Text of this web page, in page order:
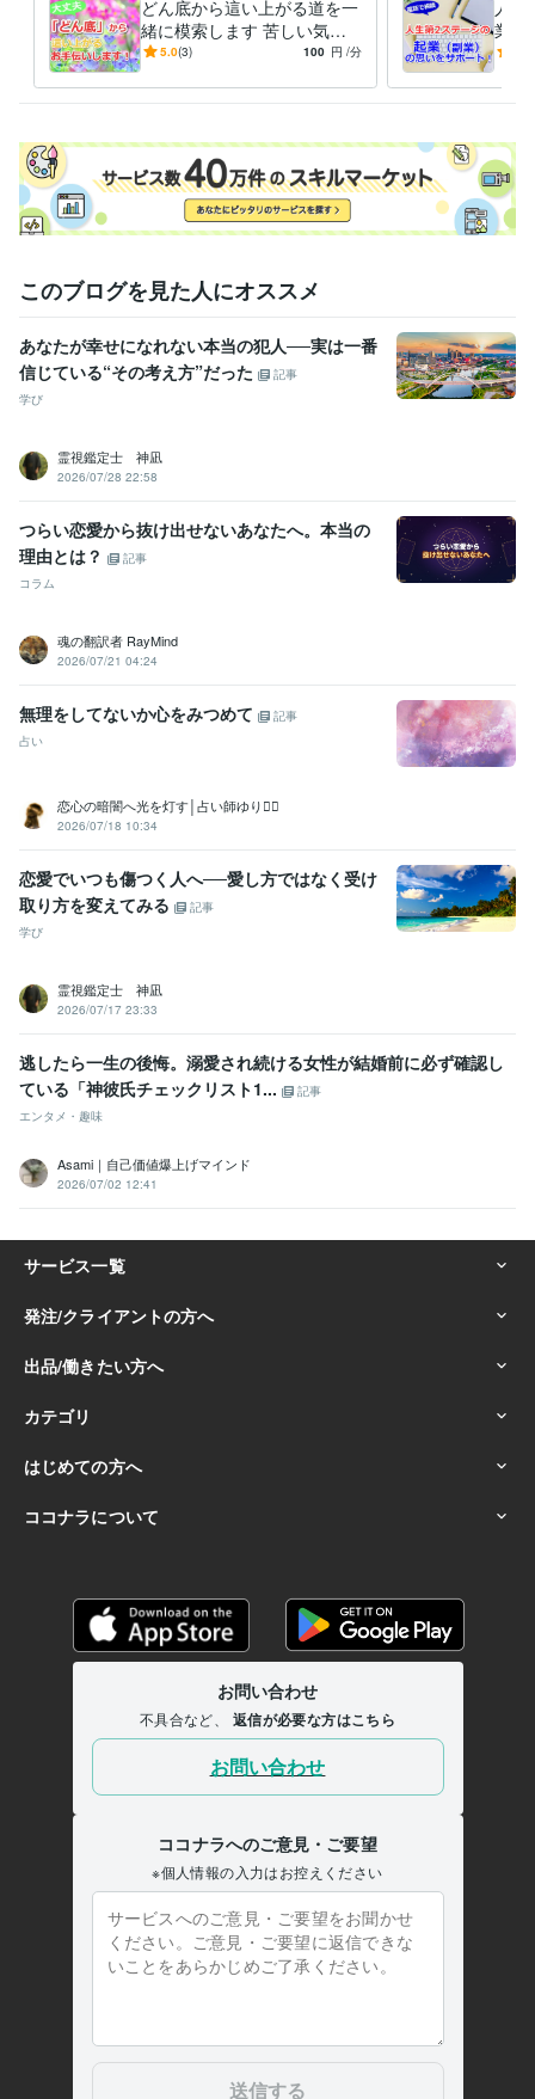
キャッチコピー ネーミング 起業 ビジネス ネットショップ
ビジネス代行・事務代行 起業、副業サポート
起業 独立 副業
どん底から這い上がる道を一
緒に模索します 苦しい気持
ちをまずは吐き出し、楽にな
5.0(3) 100 円 /分
人
業）
とし
ます
このブログを見た人にオススメ
あなたが幸せになれない本当の犯人──実は一番
信じている“その考え方”だった
記事
学び
霊視鑑定士 神凪
2026/07/28 22:58
つらい恋愛から抜け出せないあなたへ。本当の
理由とは？
記事
コラム
魂の翻訳者 RayMind
2026/07/21 04:24
無理をしてないか心をみつめて
記事
占い
恋心の暗闇へ光を灯す│占い師ゆり❁⃘
2026/07/18 10:34
恋愛でいつも傷つく人へ──愛し方ではなく受け
取り方を変えてみる
記事
学び
霊視鑑定士 神凪
2026/07/17 23:33
逃したら一生の後悔。溺愛され続ける女性が結婚前に必ず確認し
ている「神彼氏チェックリスト1...
記事
エンタメ・趣味
Asami｜自己価値爆上げマインド
2026/07/02 12:41